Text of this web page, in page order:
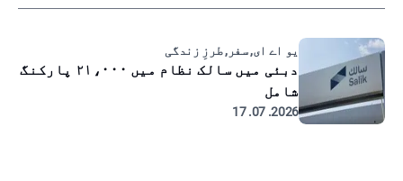
یو اے ای, سفر, طرزِ زندگی
دبئی میں سالک نظام میں ۲۱،۰۰۰ پارکنگ
شامل
2026. 07. 17